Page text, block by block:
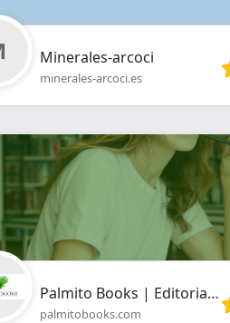
Minerales-arcoci
minerales-arcoci.es
Palmito Books | Editorial Universitaria | Publicar TFG y TFM
palmitobooks.com